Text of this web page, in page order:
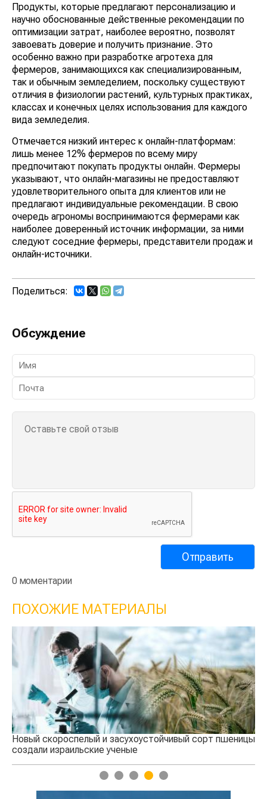
Продукты, которые предлагают персонализацию и
научно обоснованные действенные рекомендации по
оптимизации затрат, наиболее вероятно, позволят
завоевать доверие и получить признание. Это
особенно важно при разработке агротеха для
фермеров, занимающихся как специализированным,
так и обычным земледелием, поскольку существуют
отличия в физиологии растений, культурных практиках,
классах и конечных целях использования для каждого
вида земледелия.
Отмечается низкий интерес к онлайн-платформам:
лишь менее 12% фермеров по всему миру
предпочитают покупать продукты онлайн. Фермеры
указывают, что онлайн-магазины не предоставляют
удовлетворительного опыта для клиентов или не
предлагают индивидуальные рекомендации. В свою
очередь агрономы воспринимаются фермерами как
наиболее доверенный источник информации, за ними
следуют соседние фермеры, представители продаж и
онлайн-источники.
Поделиться:
Обсуждение
0 моментарии
ПОХОЖИЕ МАТЕРИАЛЫ
сорт пшеницыФермеры используют дронов для сбора
1 2 3 4 5